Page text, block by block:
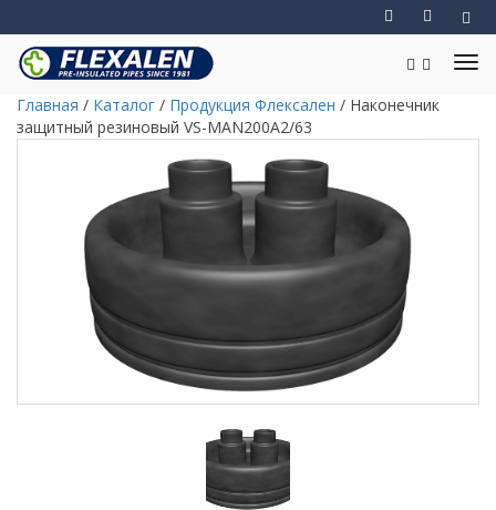
Главная / Каталог / Продукция Флексален / Наконечник
защитный резиновый VS-MAN200A2/63